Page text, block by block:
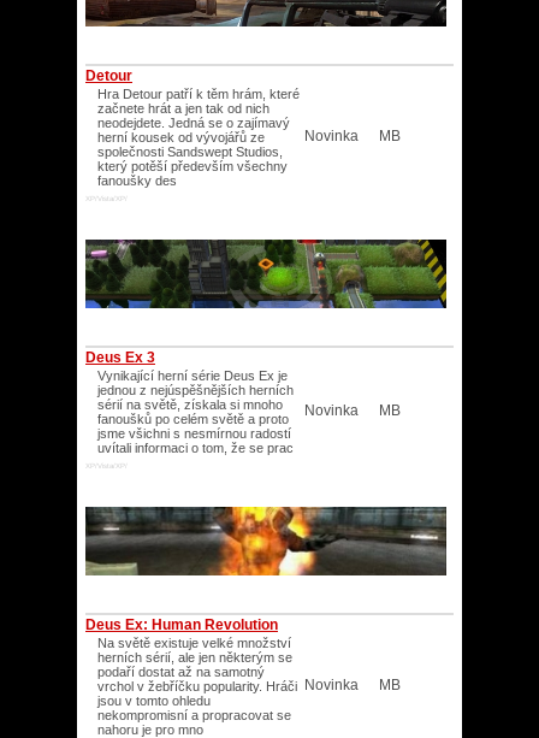
Detour
Hra Detour patří k těm hrám, které
začnete hrát a jen tak od nich
neodejdete. Jedná se o zajímavý
herní kousek od vývojářů ze
společnosti Sandswept Studios,
který potěší především všechny
fanoušky des
XP/Vista/XP/
Novinka MB
Deus Ex 3
Vynikající herní série Deus Ex je
jednou z nejúspěšnějších herních
sérií na světě, získala si mnoho
fanoušků po celém světě a proto
jsme všichni s nesmírnou radostí
uvítali informaci o tom, že se prac
XP/Vista/XP/
Novinka MB
Deus Ex: Human Revolution
Na světě existuje velké množství
herních sérií, ale jen některým se
podaří dostat až na samotný
vrchol v žebříčku popularity. Hráči
jsou v tomto ohledu
nekompromisní a propracovat se
nahoru je pro mno
Novinka MB